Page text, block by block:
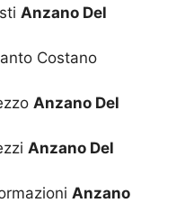
Anzano Del
Costano
Anzano Del
Anzano Del
Anzano